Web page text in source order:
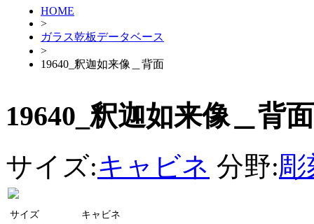
HOME
>
ガラス乾板データベース
>
19640_釈迦如来像＿背面
19640_釈迦如来像＿背面
サイズ:キャビネ 分野:彫
サイズ
キャビネ